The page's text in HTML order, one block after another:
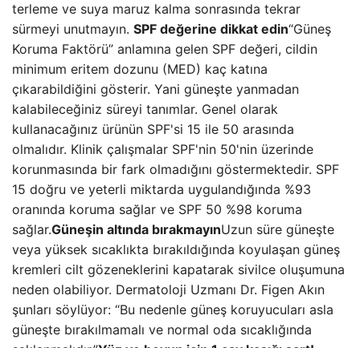
terleme ve suya maruz kalma sonrasında tekrar
sürmeyi unutmayın. SPF değerine dikkat edin“Güneş
Koruma Faktörü” anlamına gelen SPF değeri, cildin
minimum eritem dozunu (MED) kaç katına
çıkarabildiğini gösterir. Yani güneşte yanmadan
kalabileceğiniz süreyi tanımlar. Genel olarak
kullanacağınız ürünün SPF'si 15 ile 50 arasında
olmalıdır. Klinik çalışmalar SPF'nin 50'nin üzerinde
korunmasında bir fark olmadığını göstermektedir. SPF
15 doğru ve yeterli miktarda uygulandığında %93
oranında koruma sağlar ve SPF 50 %98 koruma
sağlar.Güneşin altında bırakmayınUzun süre güneşte
veya yüksek sıcaklıkta bırakıldığında koyulaşan güneş
kremleri cilt gözeneklerini kapatarak sivilce oluşumuna
neden olabiliyor. Dermatoloji Uzmanı Dr. Figen Akın
şunları söylüyor: “Bu nedenle güneş koruyucuları asla
güneşte bırakılmamalı ve normal oda sıcaklığında